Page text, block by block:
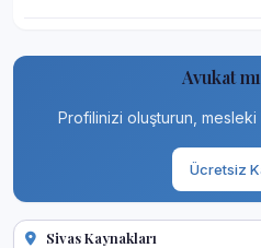
Avukat
Profilinizi oluşturun,
Ücretsiz
Sivas Kaynakları